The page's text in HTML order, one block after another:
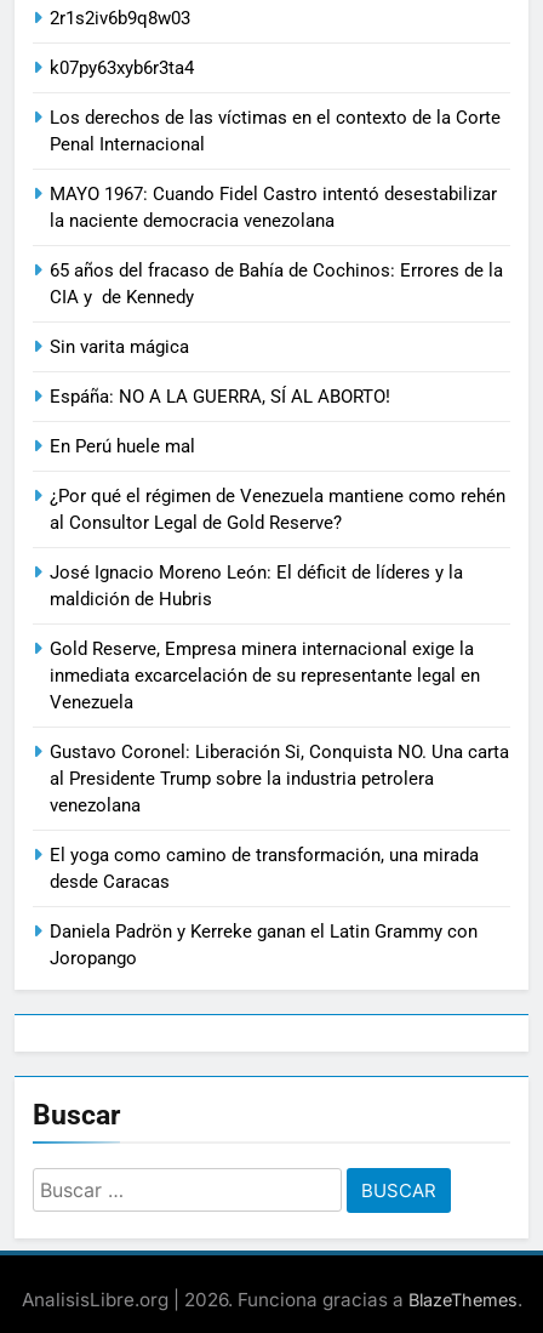
2r1s2iv6b9q8w03
k07py63xyb6r3ta4
Los derechos de las víctimas en el contexto de la Corte
Penal Internacional
MAYO 1967: Cuando Fidel Castro intentó desestabilizar
la naciente democracia venezolana
65 años del fracaso de Bahía de Cochinos: Errores de la
CIA y de Kennedy
Sin varita mágica
Espáña: NO A LA GUERRA, SÍ AL ABORTO!
En Perú huele mal
¿Por qué el régimen de Venezuela mantiene como rehén
al Consultor Legal de Gold Reserve?
José Ignacio Moreno León: El déficit de líderes y la
maldición de Hubris
Gold Reserve, Empresa minera internacional exige la
inmediata excarcelación de su representante legal en
Venezuela
Gustavo Coronel: Liberación Si, Conquista NO. Una carta
al Presidente Trump sobre la industria petrolera
venezolana
El yoga como camino de transformación, una mirada
desde Caracas
Daniela Padrön y Kerreke ganan el Latin Grammy con
Joropango
Buscar
Buscar:
AnalisisLibre.org | 2026. Funciona gracias a BlazeThemes.